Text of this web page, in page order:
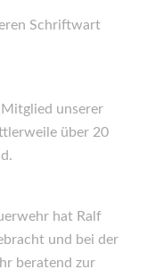
Schriftwart
Mitglied unserer
über 20
hat Ralf
und bei der
beratend zur